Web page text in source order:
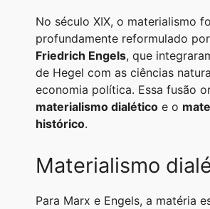
No século XIX, o materialismo
profundamente reformulado por
Friedrich Engels, que
de Hegel com as ciências
economia política. Essa fusão
materialismo dialético e o
histórico.
Materialismo
Para Marx e Engels, a matéria